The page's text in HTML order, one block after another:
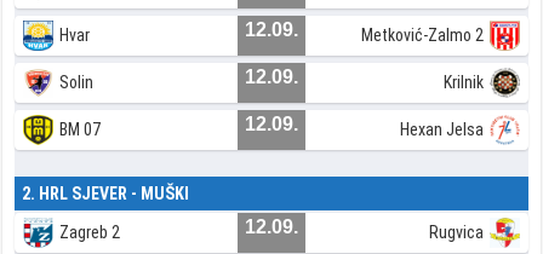
Hvar 12.09. Metković-Zalmo 2
Solin 12.09. Krilnik
BM 07 12.09. Hexan Jelsa
2. HRL SJEVER - MUŠKI
Zagreb 2 12.09. Rugvica